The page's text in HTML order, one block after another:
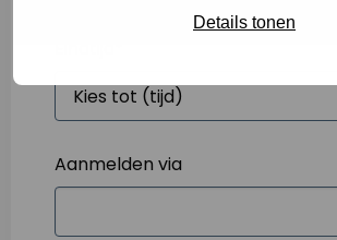
Details tonen
Aanmelden via